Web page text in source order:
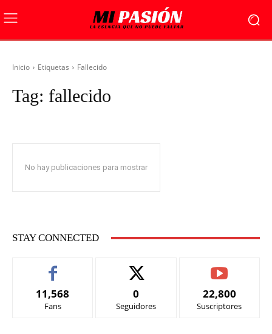
Inicio Etiquetas Fallecido
Tag: fallecido
No hay publicaciones para mostrar
STAY CONNECTED
11,568
Fans
0
Seguidores
22,800
Suscriptores